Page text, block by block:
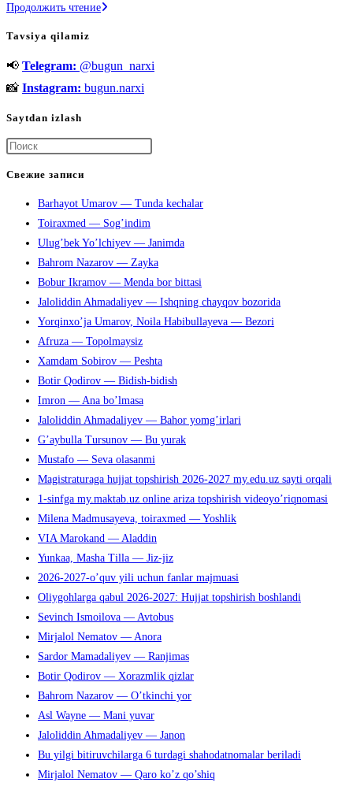
Продолжить чтениеNasafiy
Tavsiya qilamiz
📢 Telegram: @bugun_narxi
📸 Instagram: bugun.narxi
Saytdan izlash
чтобы
панель
поиска.
Свежие записи
Barhayot Umarov — Tunda kechalar
Toiraxmed — Sog’indim
Ulug’bek Yo’lchiyev — Janimda
Bahrom Nazarov — Zayka
Bobur Ikramov — Menda bor bittasi
Jaloliddin Ahmadaliyev — Ishqning chayqov bozorida
Yorqinxo’ja Umarov, Noila Habibullayeva — Bezori
Afruza — Topolmaysiz
Xamdam Sobirov — Peshta
Botir Qodirov — Bidish-bidish
Imron — Ana bo’lmasa
Jaloliddin Ahmadaliyev — Bahor yomg’irlari
G’aybulla Tursunov — Bu yurak
Mustafo — Seva olasanmi
Magistraturaga hujjat topshirish 2026-2027 my.edu.uz sayti orqali
1-sinfga my.maktab.uz online ariza topshirish videoyo’riqnomasi
Milena Madmusayeva, toiraxmed — Yoshlik
VIA Marokand — Aladdin
Yunkaa, Masha Tilla — Jiz-jiz
2026-2027-o’quv yili uchun fanlar majmuasi
Oliygohlarga qabul 2026-2027: Hujjat topshirish boshlandi
Sevinch Ismoilova — Avtobus
Mirjalol Nematov — Anora
Sardor Mamadaliyev — Ranjimas
Botir Qodirov — Xorazmlik qizlar
Bahrom Nazarov — O’tkinchi yor
Asl Wayne — Mani yuvar
Jaloliddin Ahmadaliyev — Janon
Bu yilgi bitiruvchilarga 6 turdagi shahodatnomalar beriladi
Mirjalol Nematov — Qaro ko’z qo’shiq